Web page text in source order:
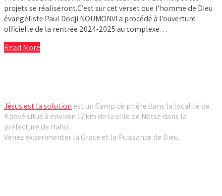
projets se réaliseront.C’est sur cet verset que l’homme de Dieu
évangéliste Paul Dodji NOUMONVI a procédé à l’ouverture
officielle de la rentrée 2024-2025 au complexe…
Read More
Jésus est la solution est un Camp de prière dans la localité de
Kpové situé à environ 17km de la ville de Notse dans la
préfecture de Haho.
Venez experimenter la Grace et la Puissance de Dieu.